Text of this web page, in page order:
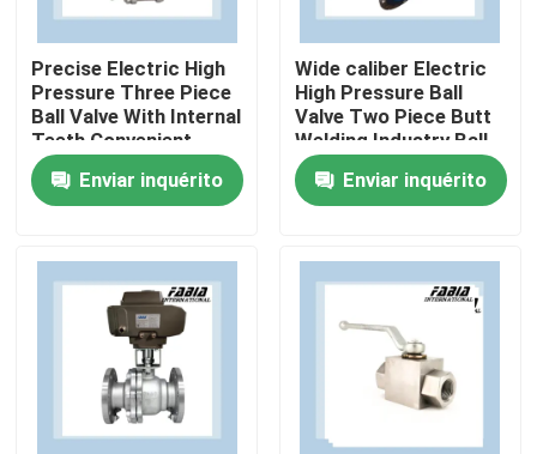
Visita à fábrica
Controle de qualidade
Contacte-nos
Solicite um orçamento
Válvula de bola pneumática
Válvula de borboleta pneumática
Precise Electric High
Pressure Three Piece
Ball Valve With Internal
Teeth Convenient
Enviar inquérito
Wide caliber Electric
High Pressure Ball
Valve Two Piece Butt
Welding Industry Ball
Valve
Enviar inquérito